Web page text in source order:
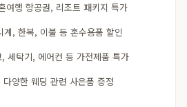
여행 항공권, 리조트 패키지 특가
계, 한복, 이불 등 혼수용품 할인
세탁기, 에어컨 등 가전제품 특가
양한 웨딩 관련 사은품 증정